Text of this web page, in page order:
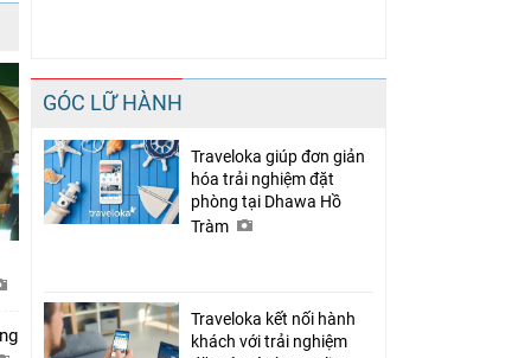
GÓC LỮ HÀNH
Traveloka giúp đơn giản
hóa trải nghiệm đặt
phòng tại Dhawa Hồ
Tràm
Traveloka kết nối hành
khách với trải nghiệm